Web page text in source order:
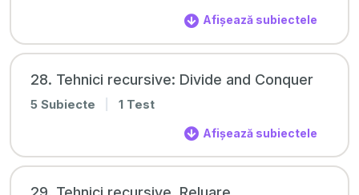
Afișează subiectele
28. Tehnici recursive: Divide and Conquer
5 Subiecte 1 Test
Afișează subiectele